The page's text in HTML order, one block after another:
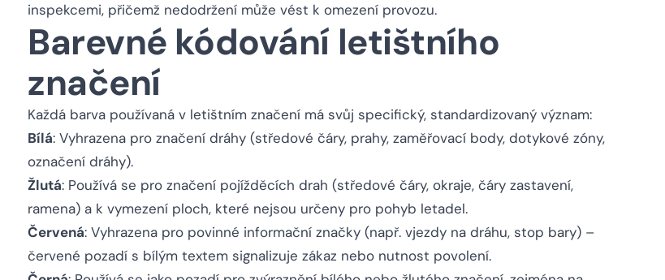
inspekcemi, přičemž nedodržení může vést k omezení provozu.
Barevné kódování letištního
značení
Každá barva používaná v letištním značení má svůj specifický, standardizovaný význam:
Bílá: Vyhrazena pro značení dráhy (středové čáry, prahy, zaměřovací body, dotykové zóny,
označení dráhy).
Žlutá: Používá se pro značení pojížděcích drah (středové čáry, okraje, čáry zastavení,
ramena) a k vymezení ploch, které nejsou určeny pro pohyb letadel.
Červená: Vyhrazena pro povinné informační značky (např. vjezdy na dráhu, stop bary) –
červené pozadí s bílým textem signalizuje zákaz nebo nutnost povolení.